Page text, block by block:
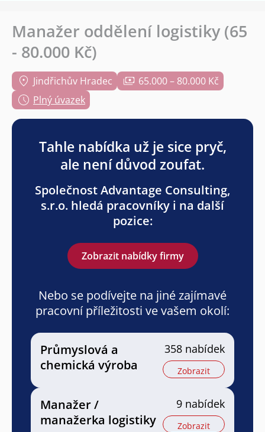
Manažer oddělení logistiky (65
- 80.000 Kč)
Jindřichův Hradec
65.000 – 80.000 Kč
Plný úvazek
Tahle nabídka už je sice pryč,
ale není důvod zoufat.
Společnost Advantage Consulting,
s.r.o. hledá pracovníky i na další
pozice:
Zobrazit nabídky firmy
Nebo se podívejte na jiné zajímavé
pracovní příležitosti ve vašem okolí:
Průmyslová a
chemická výroba
358 nabídek
Zobrazit
Manažer /
manažerka logistiky
9 nabídek
Zobrazit